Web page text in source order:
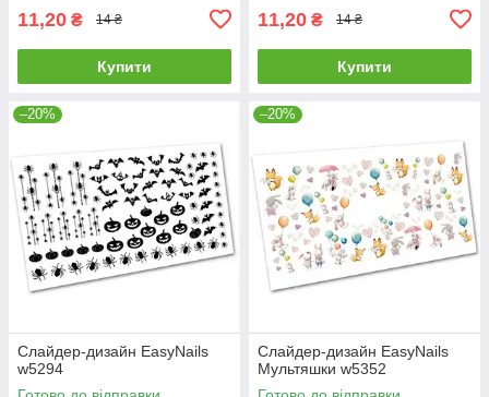
11,20 ₴ 14 ₴
Купити
11,20 ₴ 14 ₴
Купити
–20%
Слайдер-дизайн EasyNails
w5294
–20%
Слайдер-дизайн EasyNails
Мультяшки w5352